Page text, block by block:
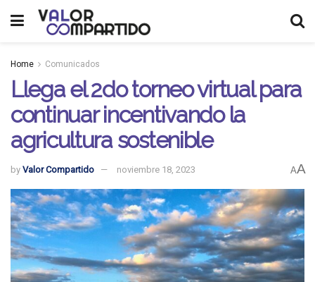
Home Comunicados
Llega el 2do torneo virtual para
continuar incentivando la
agricultura sostenible
by Valor Compartido noviembre 18, 2023 AA